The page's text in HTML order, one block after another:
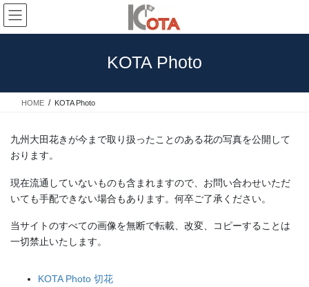
コ
ン
テ
ス
ナ
ビ
ゲ
ン
KOTA Photo
HOME KOTA Photo
九州大田花きが今まで取り扱ったことのある花の写真を公開して
おります。
現在流通していないものも含まれますので、お問い合わせいただ
いても手配できない場合もあります。何卒ご了承ください。
当サイトのすべての画像を無断で転載、改変、コピーすることは
一切禁止いたします。
KOTA Photo 切花